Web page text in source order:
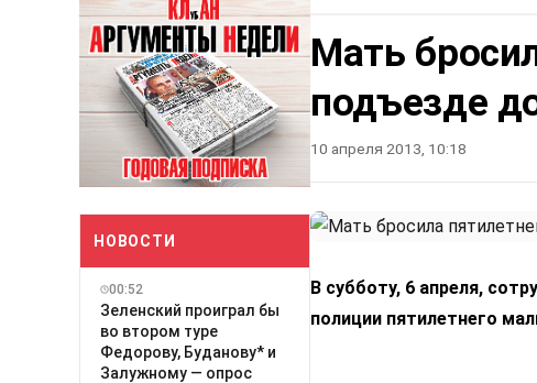
НОВОСТИ
00:52
Зеленский проиграл бы
во втором туре
Федорову, Буданову* и
Залужному — опрос
Мать
подъезде
10 апреля 2013, 10:18
В субботу, 6 апреля,
полиции пятилетнего